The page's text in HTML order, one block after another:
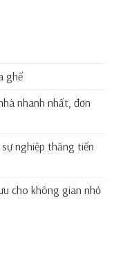
ghế
nhanh nhất, đơn
nghiệp thăng tiến
cho không gian nhỏ